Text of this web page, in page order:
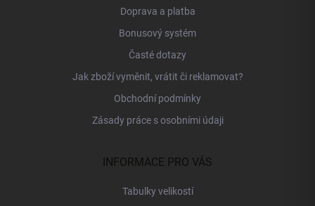
Doprava a platba
Bonusový systém
Časté dotazy
Jak zboží vyměnit, vrátit či reklamovat?
Obchodní podmínky
Zásady práce s osobními údaji
INFORMACE PRO VÁS
Tabulky velikostí